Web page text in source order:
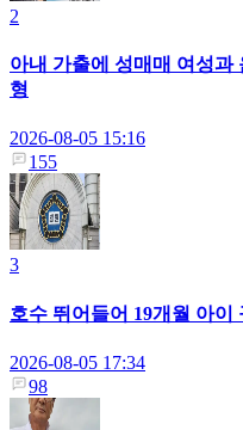
2
아내 가출에 성매매 여성과
형
2026-08-05 15:16
155
3
호수 뛰어들어 19개월 아이
2026-08-05 17:34
98